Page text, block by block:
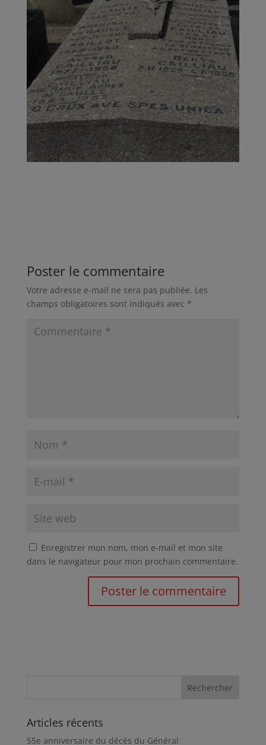
Poster le commentaire
Votre adresse e-mail ne sera pas publiée. Les
champs obligatoires sont indiqués avec *
Enregistrer mon nom, mon e-mail et mon site
dans le navigateur pour mon prochain commentaire.
Articles récents
55e anniversaire du décès du Général